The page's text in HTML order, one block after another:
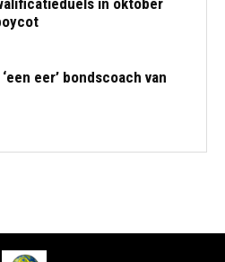
in oktober
eer’ bondscoach van